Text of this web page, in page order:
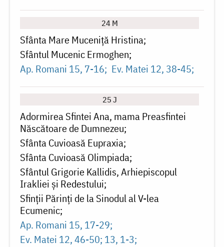
24 M
Sfânta Mare Muceniță Hristina
Sfântul Mucenic Ermoghen
Ap. Romani 15, 7-16 Ev. Matei 12, 38-45
25 J
Adormirea Sfintei Ana, mama Preasfintei
Născătoare de Dumnezeu
Sfânta Cuvioasă Eupraxia
Sfânta Cuvioasă Olimpiada
Sfântul Grigorie Kallidis, Arhiepiscopul
Irakliei și Redestului
Sfinţii Părinţi de la Sinodul al V-lea
Ecumenic
Ap. Romani 15, 17-29
Ev. Matei 12, 46-50; 13, 1-3